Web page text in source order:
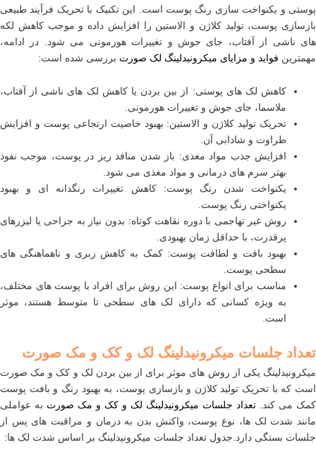
پوستی و یکنواخت سازی رنگ پوست است. این تکنیک با تحریک فرآیند طبیعی
بازسازی پوست، تولید کلاژن و الاستین را افزایش داده و موجب کاهش لکه
های ناشی از آفتاب، جای جوش و تغییرات هورمونی می شود. در ادامه،
مهمترین فواید و مزایای میکرونیدلینگ لک صورت بررسی شده است:
کاهش لک های پوستی: از بین بردن یا کاهش لک های ناشی از آفتاب،
ملاسما، جای جوش و تغییرات هورمونی.
تحریک تولید کلاژن و الاستین: بهبود خاصیت ارتجاعی پوست و افزایش
طراوت و شادابی آن.
افزایش جذب مواد مغذی: باز شدن منافذ ریز در پوست، موجب نفوذ
بهتر سرم های درمانی و مواد مغذی می شود.
یکنواخت شدن رنگ پوست: کاهش تغییرات رنگدانه ای و بهبود
یکنواختی رنگ پوست.
روش غیر تهاجمی با دوره نقاهت کوتاه: بدون نیاز به جراحی یا لیزرهای
پرقدرت، با حداقل زمان بهبودی.
بهبود بافت و لطافت پوست: کمک به کاهش زبری و ناهماهنگی های
سطحی پوست.
مناسب برای انواع پوست: این روش برای افراد با پوست های مختلف،
به ویژه کسانی که دارای لک های سطحی تا متوسط هستند، موثر
است.
تعداد جلسات میکرونیدلینگ لک و کک و مک صورت
میکرونیدلینگ یکی از روش های موثر برای از بین بردن لک و کک و مک صورت
است که با تحریک تولید کلاژن و بازسازی پوست، به بهبود رنگ و بافت پوست
کمک می کند. تعداد جلسات میکرونیدلینگ لک و کک و مک صورت به عواملی
مانند شدت لک ها، نوع پوست، واکنش بدن به درمان و مراقبت های پس از
جلسات بستگی دارد.جدول تعداد جلسات میکرونیدلینگ بر اساس شدت لک ها: